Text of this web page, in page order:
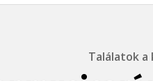
Találatok a